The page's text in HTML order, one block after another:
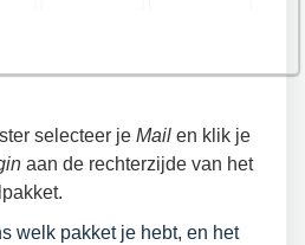
selecteer je Mail en klik je
aan de rechterzijde van het
welk pakket je hebt, en het